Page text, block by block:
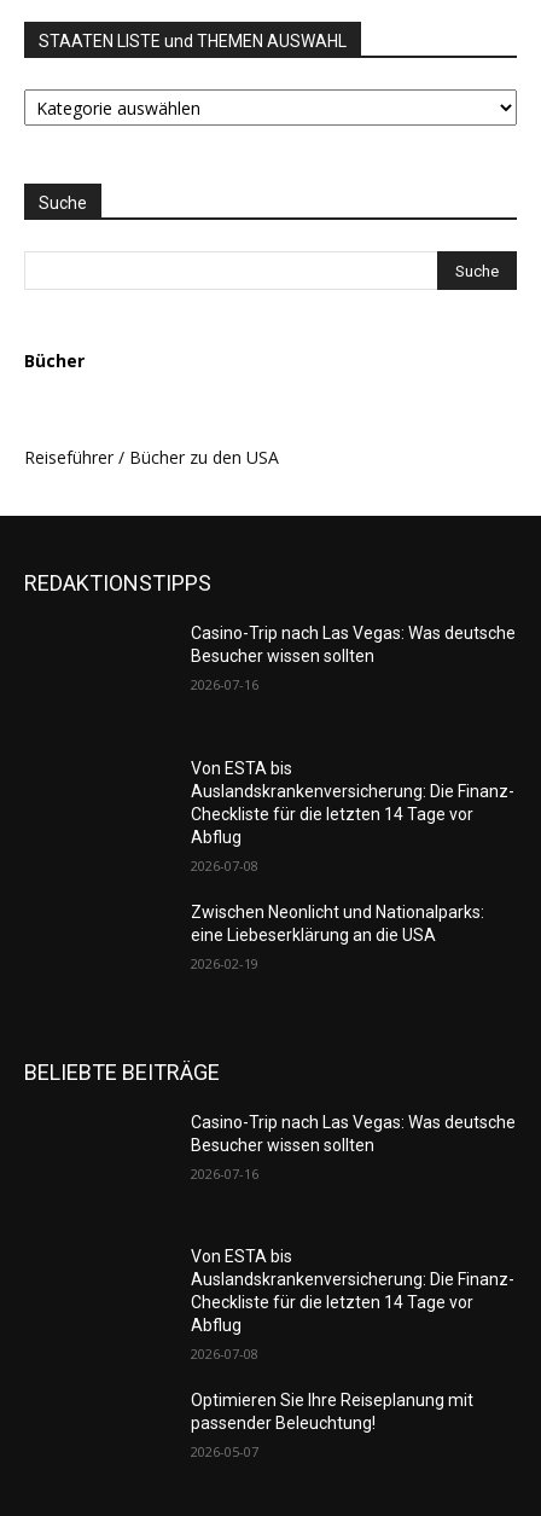
STAATEN LISTE und THEMEN AUSWAHL
STAATEN
LISTE
AUSWAHL
Suche
Bücher
Reiseführer / Bücher zu den USA
REDAKTIONSTIPPS
Casino-Trip nach Las Vegas: Was deutsche
Besucher wissen sollten
2026-07-16
Von ESTA bis
Auslandskrankenversicherung: Die Finanz-
Checkliste für die letzten 14 Tage vor
Abflug
2026-07-08
Zwischen Neonlicht und Nationalparks:
eine Liebeserklärung an die USA
2026-02-19
BELIEBTE BEITRÄGE
Casino-Trip nach Las Vegas: Was deutsche
Besucher wissen sollten
2026-07-16
Von ESTA bis
Auslandskrankenversicherung: Die Finanz-
Checkliste für die letzten 14 Tage vor
Abflug
2026-07-08
Optimieren Sie Ihre Reiseplanung mit
passender Beleuchtung!
2026-05-07